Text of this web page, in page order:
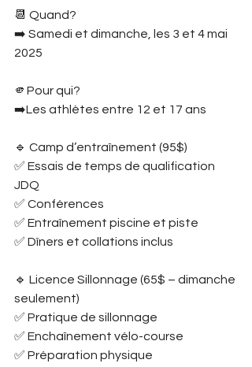
📆 Quand?
➡️ Samedi et dimanche, les 3 et 4 mai
2025
🫵Pour qui?
➡️Les athlètes entre 12 et 17 ans
🔹 Camp d’entraînement (95$)
✅ Essais de temps de qualification
JDQ
✅ Conférences
✅ Entraînement piscine et piste
✅ Dîners et collations inclus
🔹 Licence Sillonnage (65$ – dimanche
seulement)
✅ Pratique de sillonnage
✅ Enchaînement vélo-course
✅ Préparation physique